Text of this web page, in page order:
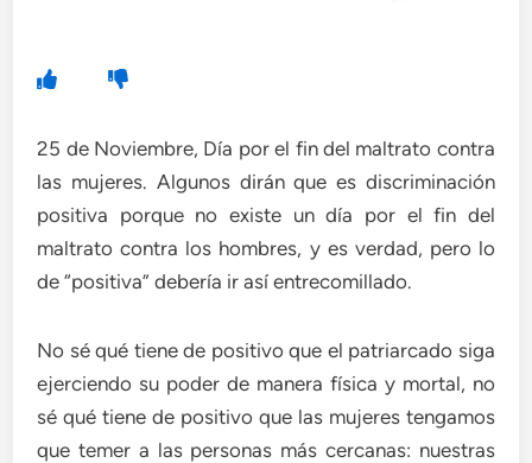
25 de Noviembre, Día por el fin del maltrato contra
las mujeres. Algunos dirán que es discriminación
positiva porque no existe un día por el fin del
maltrato contra los hombres, y es verdad, pero lo
de “positiva” debería ir así entrecomillado.
No sé qué tiene de positivo que el patriarcado siga
ejerciendo su poder de manera física y mortal, no
sé qué tiene de positivo que las mujeres tengamos
que temer a las personas más cercanas: nuestras